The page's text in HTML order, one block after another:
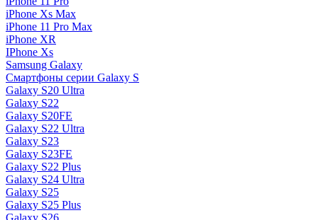
iPhone Xs Max
iPhone 11 Pro Max
iPhone XR
IPhone Xs
Samsung Galaxy
Смартфоны серии Galaxy S
Galaxy S20 Ultra
Galaxy S22
Galaxy S20FE
Galaxy S22 Ultra
Galaxy S23
Galaxy S23FE
Galaxy S22 Plus
Galaxy S24 Ultra
Galaxy S25
Galaxy S25 Plus
Galaxy S26